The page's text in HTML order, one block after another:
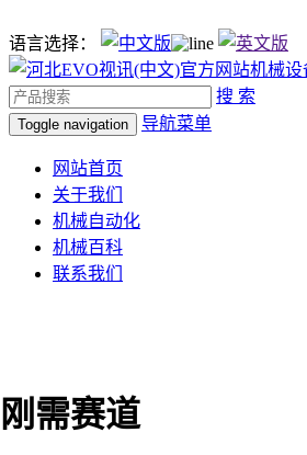
语言选择：
搜 索
Toggle navigation 导航菜单
网站首页
关于我们
机械自动化
机械百科
联系我们
需赛道